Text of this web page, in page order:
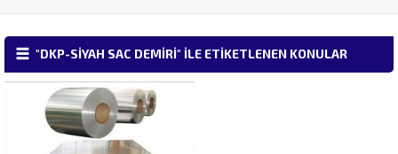
"DKP-SIYAH SAC DEMIRI" ILE ETIKETLENEN KONULAR